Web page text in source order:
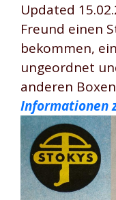
Updated
Freund einen
bekommen,
ungeordnet
anderen
Informationen